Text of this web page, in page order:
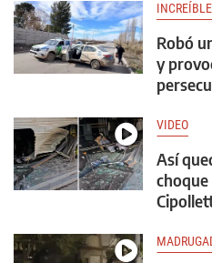
Robó
y
VIDEO
Así
choque